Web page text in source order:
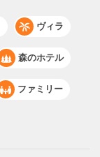
ヴィラ
森のホテル
ファミリー